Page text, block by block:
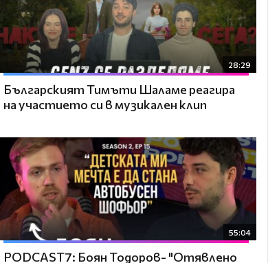
28:29
Българският Тимъти Шаламе реагира
на участието си в музикален клип
55:04
PODCAST7: ‪Боян Тодоров- "Отявлено